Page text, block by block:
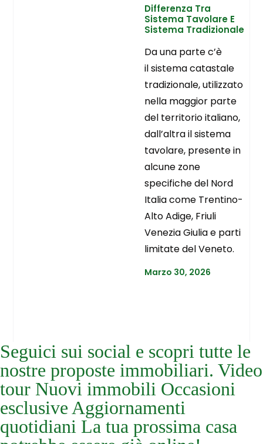
Differenza Tra
Sistema Tavolare E
Sistema Tradizionale
Da una parte c’è
il sistema catastale
tradizionale, utilizzato
nella maggior parte
del territorio italiano,
dall’altra il sistema
tavolare, presente in
alcune zone
specifiche del Nord
Italia come Trentino-
Alto Adige, Friuli
Venezia Giulia e parti
limitate del Veneto.
Marzo 30, 2026
Seguici sui social e scopri tutte le
nostre proposte immobiliari. Video
tour Nuovi immobili Occasioni
esclusive Aggiornamenti
quotidiani La tua prossima casa